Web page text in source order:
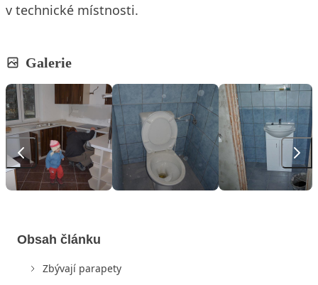
v technické místnosti.
Galerie
Obsah článku
Zbývají parapety